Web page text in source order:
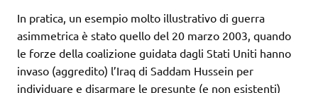
In pratica, un esempio molto illustrativo di guerra
asimmetrica è stato quello del 20 marzo 2003, quando
le forze della coalizione guidata dagli Stati Uniti hanno
invaso (aggredito) l’Iraq di Saddam Hussein per
individuare e disarmare le presunte (e non esistenti)